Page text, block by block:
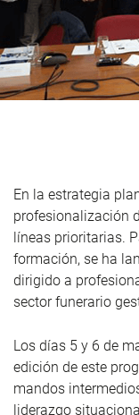
En la estrategia
profesionalización
líneas prioritarias.
formación, se ha
dirigido a
sector funerario
Los días 5 y 6 de
edición de este
mandos
liderazgo